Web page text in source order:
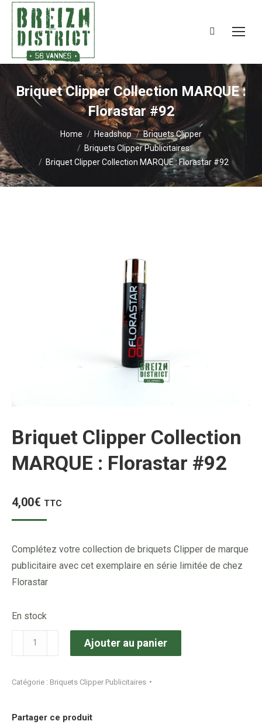
Search:
Briquet Clipper Collection MARQUE :
Florastar #92
You are here:Home Headshop
Briquets Clipper
Briquets Clipper Publicitaires
Briquet Clipper Collection MARQUE : Florastar #92
Briquet Clipper Collection
MARQUE : Florastar #92
4,00€ TTC
Complétez votre collection de briquets Clipper de marque
publicitaire avec cet exemplaire en série limitée de chez
Florastar
En stock
quantité
Clipper
MARQUE
Ajouter au panier
Catégorie : Briquets Clipper Publicitaires
Partager ce produit